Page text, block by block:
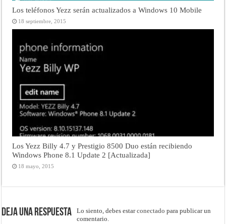
Los teléfonos Yezz serán actualizados a Windows 10 Mobile
18 septiembre, 2015
Los Yezz Billy 4.7 y Prestigio 8500 Duo están recibiendo
Windows Phone 8.1 Update 2 [Actualizada]
18 mayo, 2015
Deja una respuesta Lo siento, debes estarconectado para publicar un
comentario.